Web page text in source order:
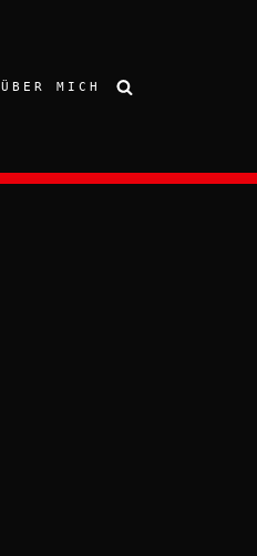
ÜBER MICH